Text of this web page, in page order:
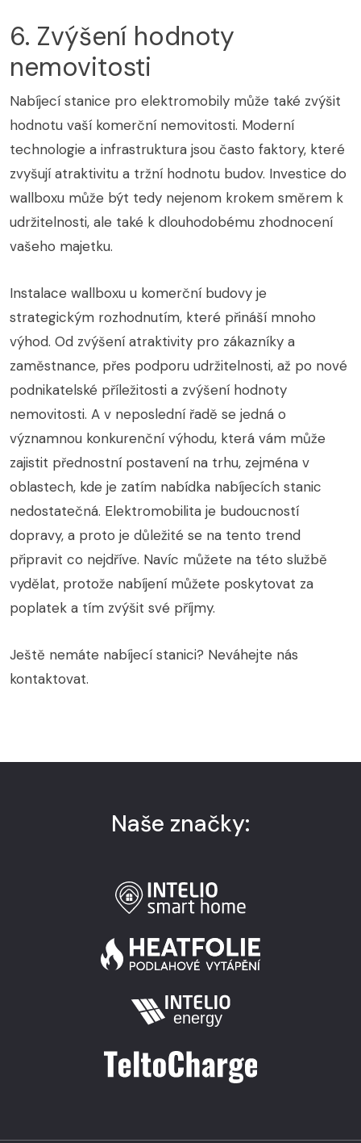
6. Zvýšení hodnoty
nemovitosti
Nabíjecí stanice pro elektromobily může také zvýšit
hodnotu vaší komerční nemovitosti. Moderní
technologie a infrastruktura jsou často faktory, které
zvyšují atraktivitu a tržní hodnotu budov. Investice do
wallboxu může být tedy nejenom krokem směrem k
udržitelnosti, ale také k dlouhodobému zhodnocení
vašeho majetku.
Instalace wallboxu u komerční budovy je
strategickým rozhodnutím, které přináší mnoho
výhod. Od zvýšení atraktivity pro zákazníky a
zaměstnance, přes podporu udržitelnosti, až po nové
podnikatelské příležitosti a zvýšení hodnoty
nemovitosti. A v neposlední řadě se jedná o
významnou konkurenční výhodu, která vám může
zajistit přednostní postavení na trhu, zejména v
oblastech, kde je zatím nabídka nabíjecích stanic
nedostatečná. Elektromobilita je budoucností
dopravy, a proto je důležité se na tento trend
připravit co nejdříve. Navíc můžete na této službě
vydělat, protože nabíjení můžete poskytovat za
poplatek a tím zvýšit své příjmy.
Ještě nemáte nabíjecí stanici? Neváhejte nás
kontaktovat.
Naše značky: